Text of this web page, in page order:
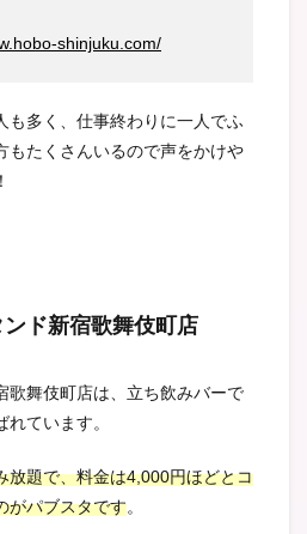
shinjuku.com/
も多く、仕事終わりに一人でふ
もたくさんいるので声をかけや
ド新宿歌舞伎町店
歌舞伎町店は、立ち飲みバーで
ています。
放題で、料金は4,000円ほどとコ
がパブスタです。